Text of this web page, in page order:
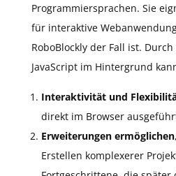
Programmiersprachen. Sie
für interaktive
RoboBlockly der Fall ist.
JavaScript im Hintergrund
Interaktivität und
direkt im Browser
Erweiterungen ermöglichen
Erstellen komplexerer